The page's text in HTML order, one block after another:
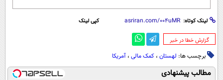
لینک کوتاه: کپی لینک
‌گزارش خطا در خبر
برچسب ها: لهستان ، کمک مالی ، آمریکا
مطالب پیشنهادی